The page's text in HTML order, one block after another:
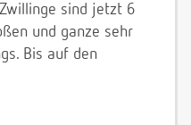
sind jetzt 6
und ganze sehr
Bis auf den